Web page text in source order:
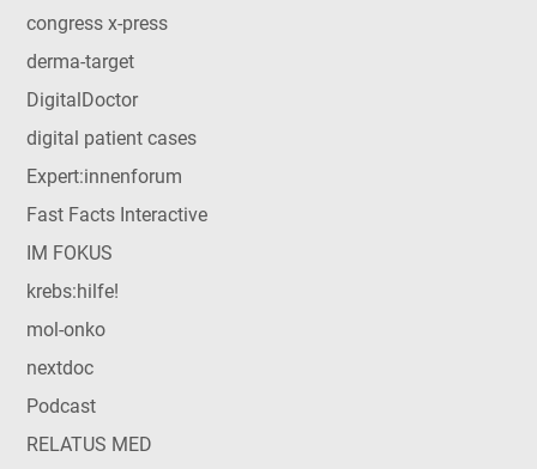
congress x-press
derma-target
DigitalDoctor
digital patient cases
Expert:innenforum
Fast Facts Interactive
IM FOKUS
krebs:hilfe!
mol-onko
nextdoc
Podcast
RELATUS MED